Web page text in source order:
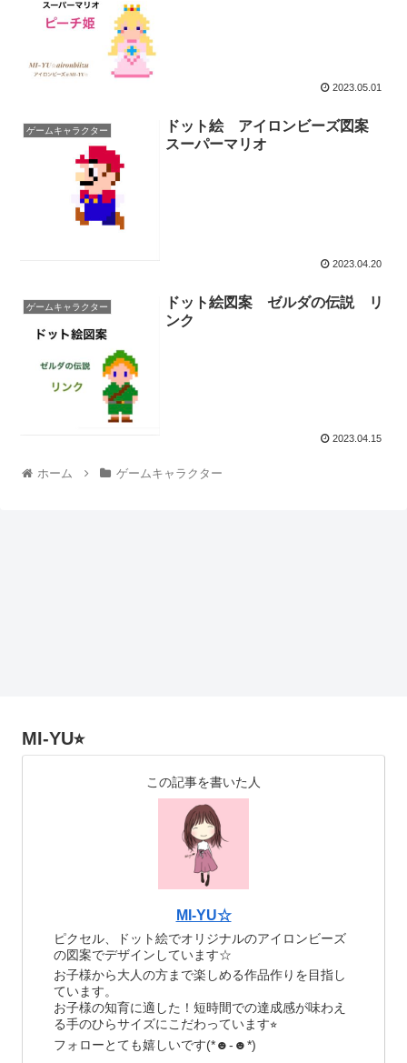
2023.05.01
ゲームキャラクター
ドット絵 アイロンビーズ図案
スーパーマリオ
2023.04.20
ゲームキャラクター
ドット絵図案 ゼルダの伝説 リ
ンク
2023.04.15
ホーム ゲームキャラクター
MI-YU⭐︎
この記事を書いた人
MI-YU☆
ピクセル、ドット絵でオリジナルのアイロンビーズ
の図案でデザインしています☆
お子様から大人の方まで楽しめる作品作りを目指し
ています。
お子様の知育に適した！短時間での達成感が味わえ
る手のひらサイズにこだわっています⭐︎
フォローとても嬉しいです(*☻-☻*)